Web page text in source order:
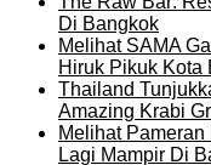
Di Bangkok
Melihat SAMA
Hiruk Pikuk Kota
Thailand
Amazing Krabi
Melihat
Lagi Mampir Di